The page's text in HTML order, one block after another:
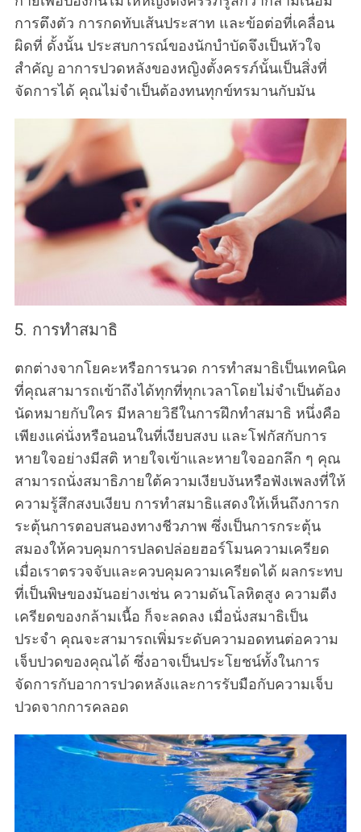
การตึงตัว การกดทับเส้นประสาท และข้อต่อที่เคลื่อน
ผิดที่ ดั้งนั้น ประสบการณ์ของนักบำบัดจึงเป็นหัวใจ
สำคัญ อาการปวดหลังของหญิงตั้งครรภ์นั้นเป็นสิ่งที่
จัดการได้ คุณไม่จำเป็นต้องทนทุกข์ทรมานกับมัน
5. การทำสมาธิ
ตกต่างจากโยคะหรือการนวด การทำสมาธิเป็นเทคนิค
ที่คุณสามารถเข้าถึงได้ทุกที่ทุกเวลาโดยไม่จำเป็นต้อง
นัดหมายกับใคร มีหลายวิธีในการฝึกทำสมาธิ หนึ่งคือ
เพียงแค่นั่งหรือนอนในที่เงียบสงบ และโฟกัสกับการ
หายใจอย่างมีสติ หายใจเข้าและหายใจออกลึก ๆ คุณ
สามารถนั่งสมาธิภายใต้ความเงียบงันหรือฟังเพลงที่ให้
ความรู้สึกสงบเงียบ การทำสมาธิแสดงให้เห็นถึงการก
ระตุ้นการตอบสนองทางชีวภาพ ซึ่งเป็นการกระตุ้น
สมองให้ควบคุมการปลดปล่อยฮอร์โมนความเครียด
เมื่อเราตรวจจับและควบคุมความเครียดได้ ผลกระทบ
ที่เป็นพิษของมันอย่างเช่น ความดันโลหิตสูง ความตีง
เครียดของกล้ามเนื้อ ก็จะลดลง เมื่อนั่งสมาธิเป็น
ประจำ คุณจะสามารถเพิ่มระดับความอดทนต่อความ
เจ็บปวดของคุณได้ ซึ่งอาจเป็นประโยชน์ทั้งในการ
จัดการกับอาการปวดหลังและการรับมือกับความเจ็บ
ปวดจากการคลอด